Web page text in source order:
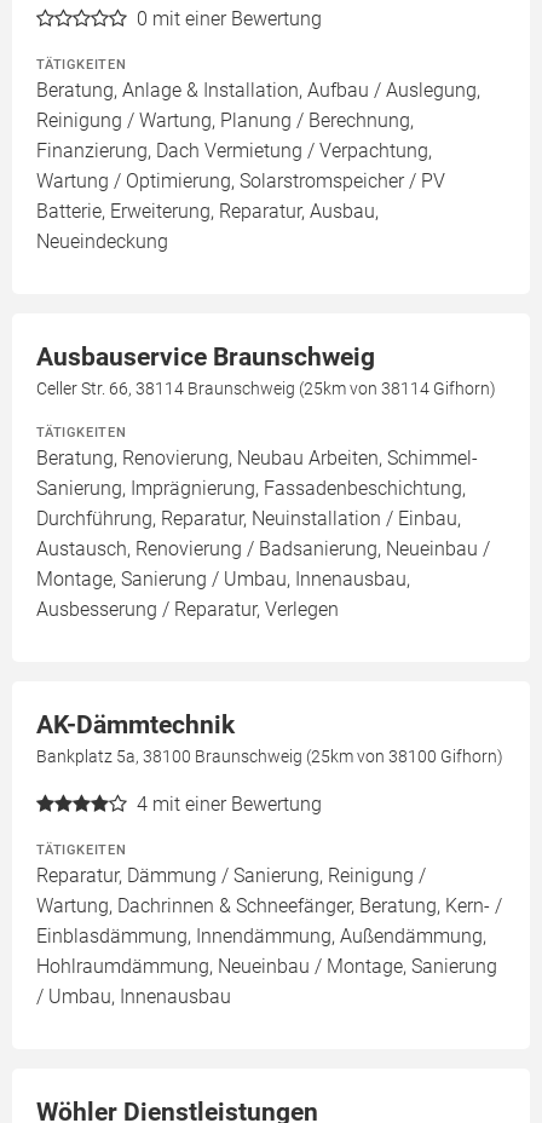
0 mit einer Bewertung
TÄTIGKEITEN
Beratung, Anlage & Installation, Aufbau / Auslegung,
Reinigung / Wartung, Planung / Berechnung,
Finanzierung, Dach Vermietung / Verpachtung,
Wartung / Optimierung, Solarstromspeicher / PV
Batterie, Erweiterung, Reparatur, Ausbau,
Neueindeckung
Ausbauservice Braunschweig
Celler Str. 66, 38114 Braunschweig (25km von 38114 Gifhorn)
TÄTIGKEITEN
Beratung, Renovierung, Neubau Arbeiten, Schimmel-
Sanierung, Imprägnierung, Fassadenbeschichtung,
Durchführung, Reparatur, Neuinstallation / Einbau,
Austausch, Renovierung / Badsanierung, Neueinbau /
Montage, Sanierung / Umbau, Innenausbau,
Ausbesserung / Reparatur, Verlegen
AK-Dämmtechnik
Bankplatz 5a, 38100 Braunschweig (25km von 38100 Gifhorn)
4 mit einer Bewertung
TÄTIGKEITEN
Reparatur, Dämmung / Sanierung, Reinigung /
Wartung, Dachrinnen & Schneefänger, Beratung, Kern- /
Einblasdämmung, Innendämmung, Außendämmung,
Hohlraumdämmung, Neueinbau / Montage, Sanierung
/ Umbau, Innenausbau
Wöhler Dienstleistungen